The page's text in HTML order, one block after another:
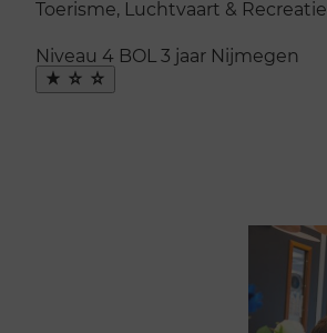
Toerisme, Luchtvaart & Recreatie
Niveau 4 BOL 3 jaar Nijmegen
Maak
favoriet